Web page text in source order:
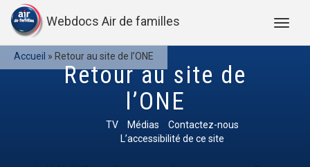
Webdocs Air de familles
Accueil » Retour au site de l’ONE
Retour au site de
l’ONE
TV Médias
Contactez-nous
L’accessibilité de ce site